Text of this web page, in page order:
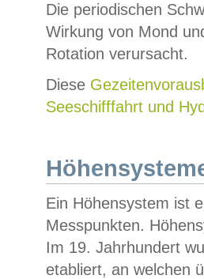
Die periodischen
Wirkung von Mond
Rotation verursacht.
Diese
Seeschifffahrt und
Ein Höhensystem ist
Messpunkten.
Im 19. Jahrhundert
etabliert, an welchen